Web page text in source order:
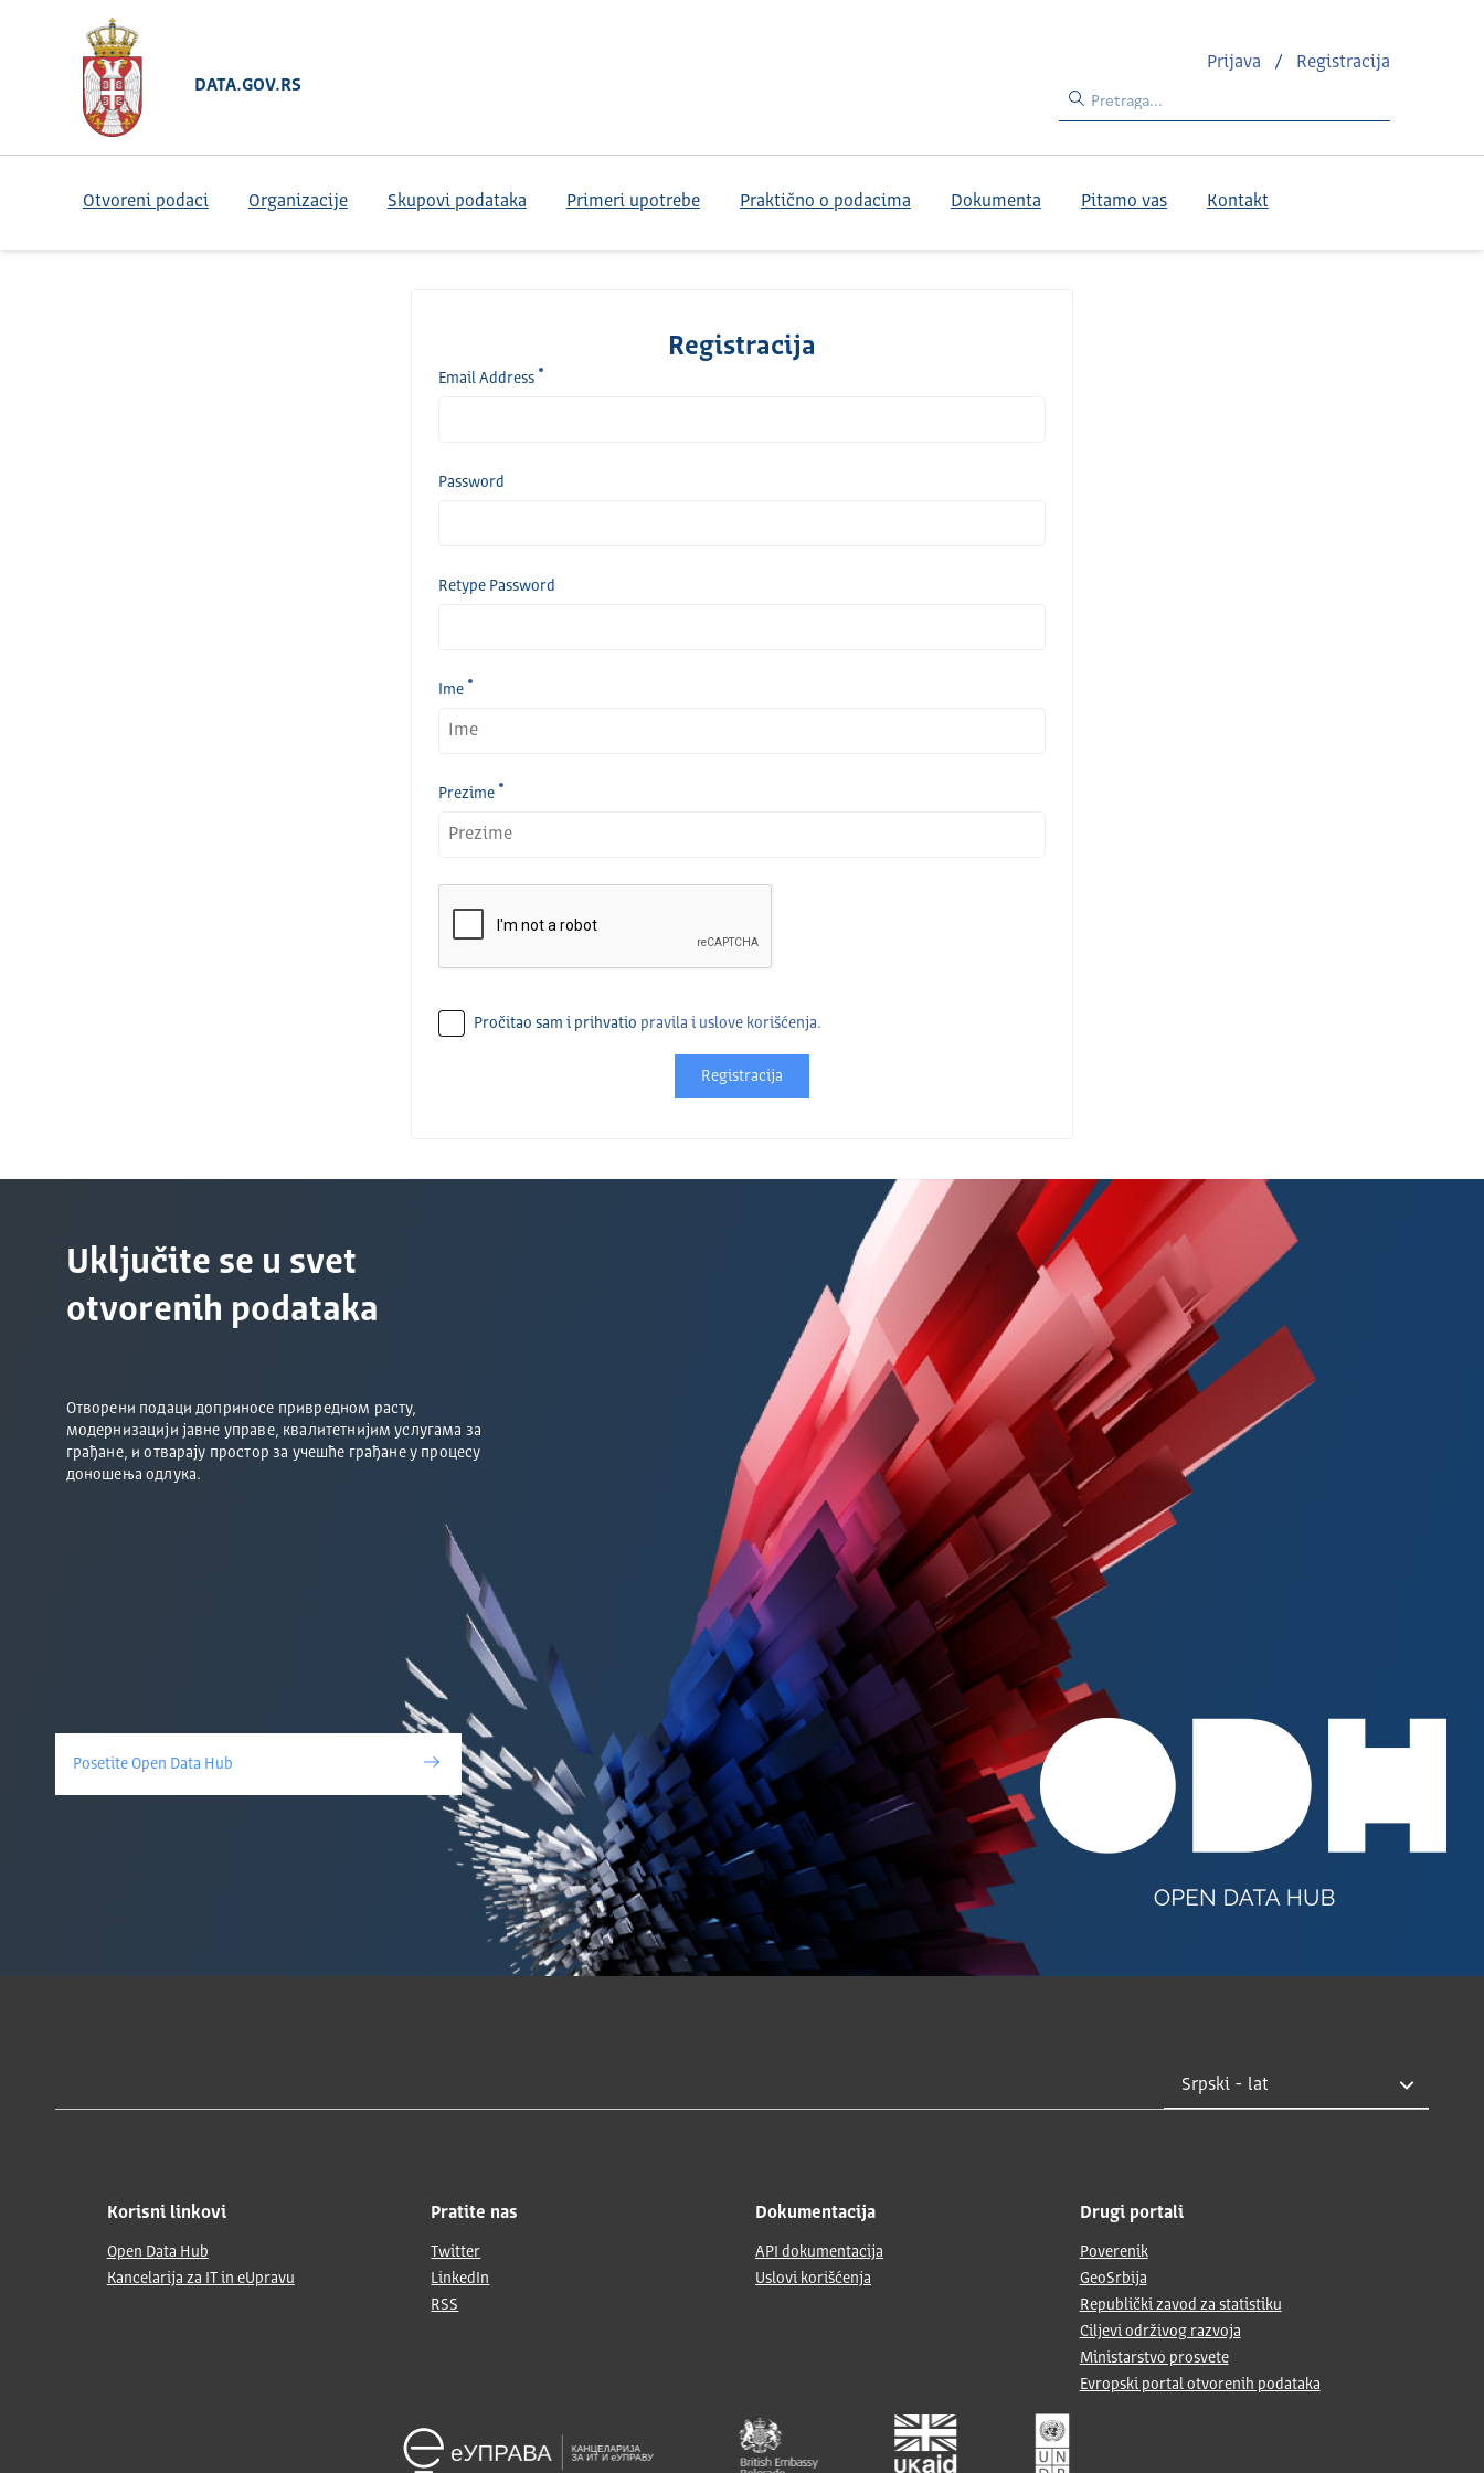
DATA.GOV.RS
Prijava / Registracija
Otvoreni podaci Organizacije Skupovi podataka Primeri upotrebe Praktično o podacima Dokumenta Pitamo vas Kontakt
Registracija
Email Address
Password
Retype Password
Ime
Prezime
Pročitao sam i prihvatio pravila i uslove korišćenja.
Registracija
Uključite se u svet
otvorenih podataka
Отворени подаци доприносе привредном расту,
модернизацији јавне управе, квалитетнијим услугама за
грађане, и отварају простор за учешће грађане у процесу
доношења одлука.
Posetite Open Data Hub
Korisni linkovi
Open Data Hub
Kancelarija za IT in eUpravu
Pratite nas
Twitter
LinkedIn
RSS
Dokumentacija
API dokumentacija
Uslovi korišćenja
Drugi portali
Poverenik
GeoSrbija
Republički zavod za statistiku
Ciljevi održivog razvoja
Ministarstvo prosvete
Evropski portal otvorenih podataka